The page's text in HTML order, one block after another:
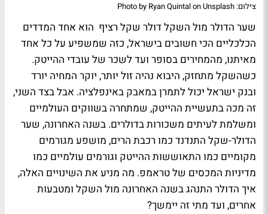
צילום: Photo by Ryan Quintal on Unsplash
שער הדולר מול השקלדולר שקל רציף הוא אחד המדדים
הכלכליים הכי חשובים בישראל, כזה שמשפיע על כל אחד
מאיתנו, מהמחירים בסופר ועד לשכר של עובדי ההייטק.
כשהשקל מתחזק, היבוא נהיה זול יותר, יוקר המחיה יורד
ובנק ישראל יכול לתמרן במאבק באינפלציה. אבל בצד השני,
זה מכה בתעשיית ההייטק, שמתחרה בשווקים העולמיים
ומשלמת לעיתים משכורות בדולרים. בשנה האחרונה, שער
הדולר-שקל התנדנד כמו רכבת הרים, מושפע מגורמים
מקומיים כמו התאוששות ההייטק וגורמים עולמיים כמו
מדיניות המכסים של טראמפ. מה מניע את השינויים האלה,
איך הדולר התנהג בשנה האחרונה מול השקל ומטבעות
אחרים, ועד מתי זה יימשך?